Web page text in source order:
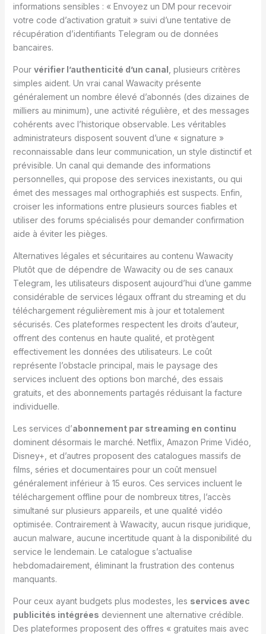
informations sensibles : « Envoyez un DM pour recevoir
votre code d’activation gratuit » suivi d’une tentative de
récupération d’identifiants Telegram ou de données
bancaires.
Pour vérifier l’authenticité d’un canal , plusieurs critères
simples aident. Un vrai canal Wawacity présente
généralement un nombre élevé d’abonnés (des dizaines de
milliers au minimum), une activité régulière, et des messages
cohérents avec l’historique observable. Les véritables
administrateurs disposent souvent d’une « signature »
reconnaissable dans leur communication, un style distinctif et
prévisible. Un canal qui demande des informations
personnelles, qui propose des services inexistants, ou qui
émet des messages mal orthographiés est suspects. Enfin,
croiser les informations entre plusieurs sources fiables et
utiliser des forums spécialisés pour demander confirmation
aide à éviter les pièges.
Alternatives légales et sécuritaires au contenu Wawacity
Plutôt que de dépendre de Wawacity ou de ses canaux
Telegram, les utilisateurs disposent aujourd’hui d’une gamme
considérable de services légaux offrant du streaming et du
téléchargement régulièrement mis à jour et totalement
sécurisés. Ces plateformes respectent les droits d’auteur,
offrent des contenus en haute qualité, et protègent
effectivement les données des utilisateurs. Le coût
représente l’obstacle principal, mais le paysage des
services incluent des options bon marché, des essais
gratuits, et des abonnements partagés réduisant la facture
individuelle.
Les services d’abonnement par streaming en continu
dominent désormais le marché. Netflix, Amazon Prime Vidéo,
Disney+, et d’autres proposent des catalogues massifs de
films, séries et documentaires pour un coût mensuel
généralement inférieur à 15 euros. Ces services incluent le
téléchargement offline pour de nombreux titres, l’accès
simultané sur plusieurs appareils, et une qualité vidéo
optimisée. Contrairement à Wawacity, aucun risque juridique,
aucun malware, aucune incertitude quant à la disponibilité du
service le lendemain. Le catalogue s’actualise
hebdomadairement, éliminant la frustration des contenus
manquants.
Pour ceux ayant budgets plus modestes, les services avec
publicités intégrées deviennent une alternative crédible.
Des plateformes proposent des offres « gratuites mais avec